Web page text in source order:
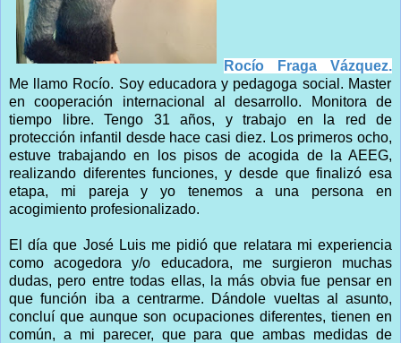
Rocío Fraga Vázquez.
Me llamo Rocío. Soy educadora y pedagoga social. Master
en cooperación internacional al desarrollo. Monitora de
tiempo libre. Tengo 31 años, y trabajo en la red de
protección infantil desde hace casi diez. Los primeros ocho,
estuve trabajando en los pisos de acogida de la AEEG,
realizando diferentes funciones, y desde que finalizó esa
etapa, mi pareja y yo tenemos a una persona en
acogimiento profesionalizado.
El día que José Luis me pidió que relatara mi experiencia
como acogedora y/o educadora, me surgieron muchas
dudas, pero entre todas ellas, la más obvia fue pensar en
que función iba a centrarme. Dándole vueltas al asunto,
concluí que aunque son ocupaciones diferentes, tienen en
común, a mi parecer, que para que ambas medidas de